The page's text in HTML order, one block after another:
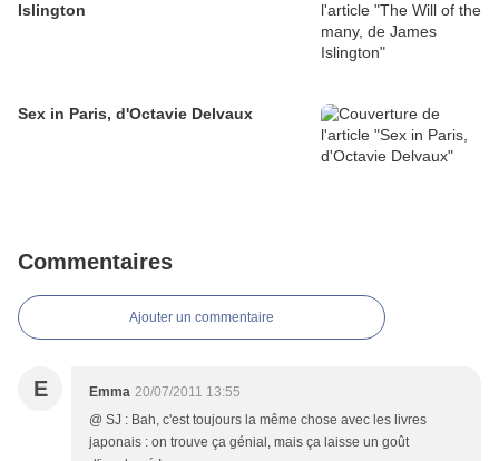
Islington
Sex in Paris, d'Octavie Delvaux
Commentaires
Ajouter un commentaire
E Emma 20/07/2011 13:55
@ SJ : Bah, c'est toujours la même chose avec les livres
japonais : on trouve ça génial, mais ça laisse un goût